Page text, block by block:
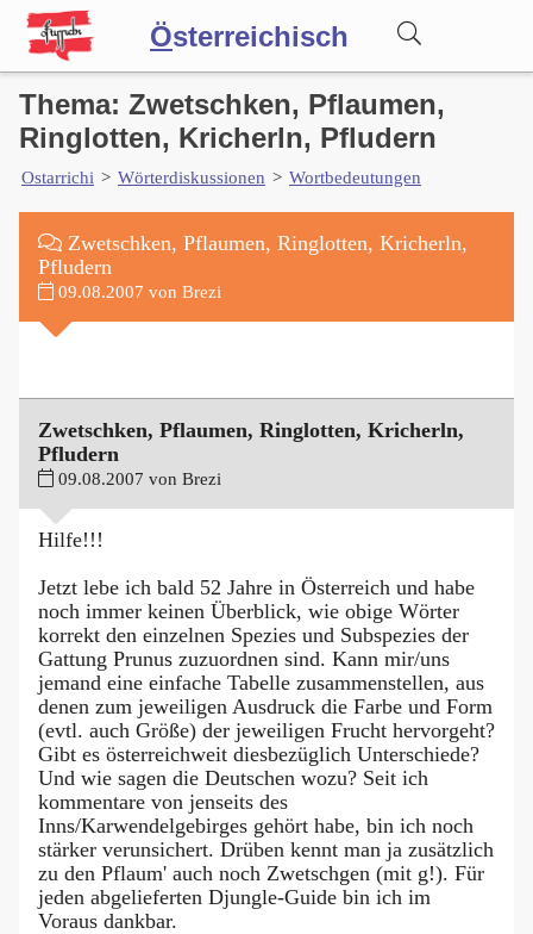
Österreichisch
Wörterbuch
Forum
Blog
Thema: Zwetschken, Pflaumen,
Ringlotten, Kricherln, Pfludern
Ostarrichi > Wörterdiskussionen > Wortbedeutungen
Zwetschken, Pflaumen, Ringlotten, Kricherln,
Pfludern
09.08.2007 von Brezi
Zwetschken, Pflaumen, Ringlotten, Kricherln,
Pfludern
09.08.2007 von Brezi
Hilfe!!!
Jetzt lebe ich bald 52 Jahre in Österreich und habe
noch immer keinen Überblick, wie obige Wörter
korrekt den einzelnen Spezies und Subspezies der
Gattung Prunus zuzuordnen sind. Kann mir/uns
jemand eine einfache Tabelle zusammenstellen, aus
denen zum jeweiligen Ausdruck die Farbe und Form
(evtl. auch Größe) der jeweiligen Frucht hervorgeht?
Gibt es österreichweit diesbezüglich Unterschiede?
Und wie sagen die Deutschen wozu? Seit ich
kommentare von jenseits des
Inns/Karwendelgebirges gehört habe, bin ich noch
stärker verunsichert. Drüben kennt man ja zusätzlich
zu den Pflaum' auch noch Zwetschgen (mit g!). Für
jeden abgelieferten Djungle-Guide bin ich im
Voraus dankbar.